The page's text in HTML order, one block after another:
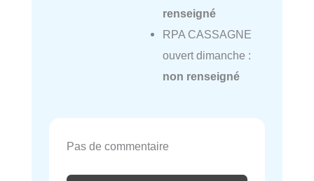
renseigné
RPA CASSAGNE
ouvert dimanche :
non renseigné
Pas de commentaire